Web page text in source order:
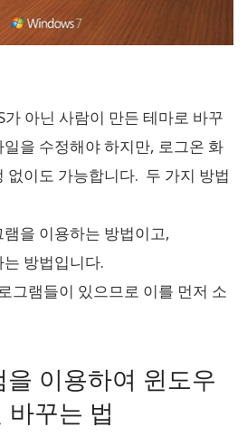
아닌 사람이 만든 테마로 바꾸
을 수정해야 하지만, 로그온 화
없이도 가능합니다. 두 가지 방법
을 이용하는 방법이고,
방법입니다.
그램들이 있으므로 이를 먼저 소
이용하여 윈도우
바꾸는 법